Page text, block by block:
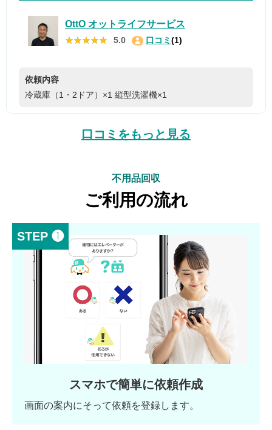
OttO オットライフサービス
★★★★★
★★★★★ 5.0 口コミ (1)
依頼内容
冷蔵庫（1・2ドア）×1 縦型洗濯機×1
口コミをもっと見る
不用品回収
ご利用の流れ
STEP ❶
スマホで簡単に依頼作成
画面の案内にそって依頼を登録します。